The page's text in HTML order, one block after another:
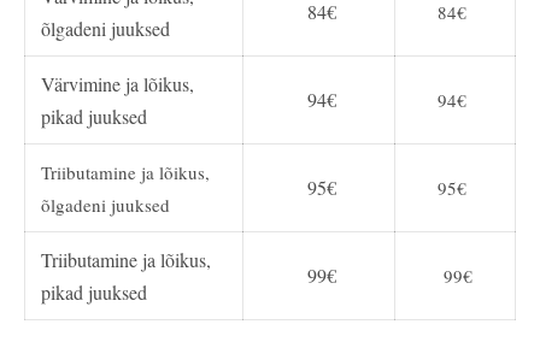
õlgadeni juuksed
84€ 84€
Värvimine ja lõikus,
pikad juuksed
94€ 94€
Triibutamine ja lõikus,
õlgadeni juuksed
95€ 95€
Triibutamine ja lõikus,
pikad juuksed
99€ 99€